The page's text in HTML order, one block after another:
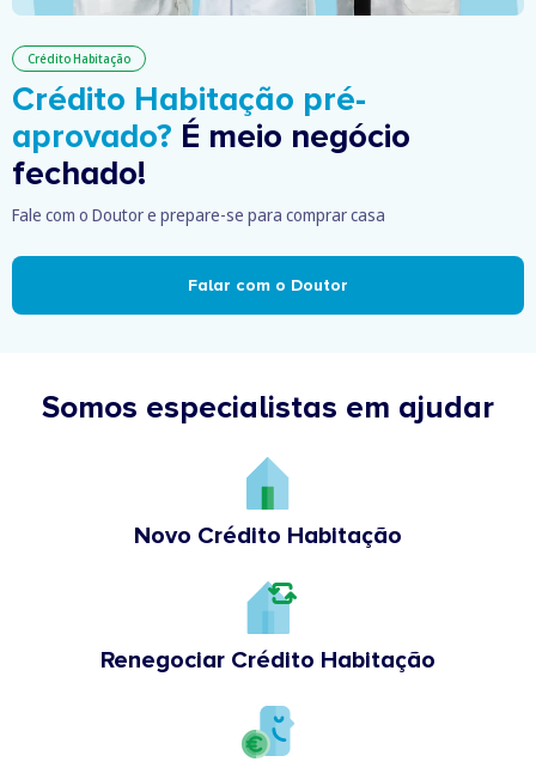
Crédito Habitação
Crédito Habitação pré-
aprovado? É meio negócio
fechado!
Fale com o Doutor e prepare-se para comprar casa
Falar com o Doutor
Somos especialistas em ajudar
Novo Crédito Habitação
Renegociar Crédito Habitação